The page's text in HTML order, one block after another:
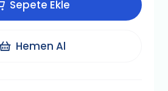
Sepete Ekle
Hemen Al